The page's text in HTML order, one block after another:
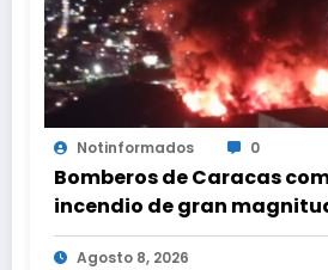
Notinformados 0
Bomberos de Caracas
incendio de gran
industrial de El Llanito
Agosto 8, 2026